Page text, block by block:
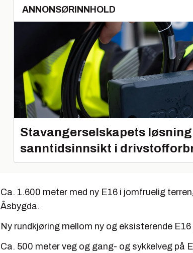
ANNONSØRINNHOLD
Stavangerselskapets
sanntidsinnsikt i
Ca. 1.600 meter med ny E16 i jomfruelig
Åsbygda.
Ny rundkjøring mellom ny og eksisterende
Ca. 500 meter veg og gang- og sykkelveg på